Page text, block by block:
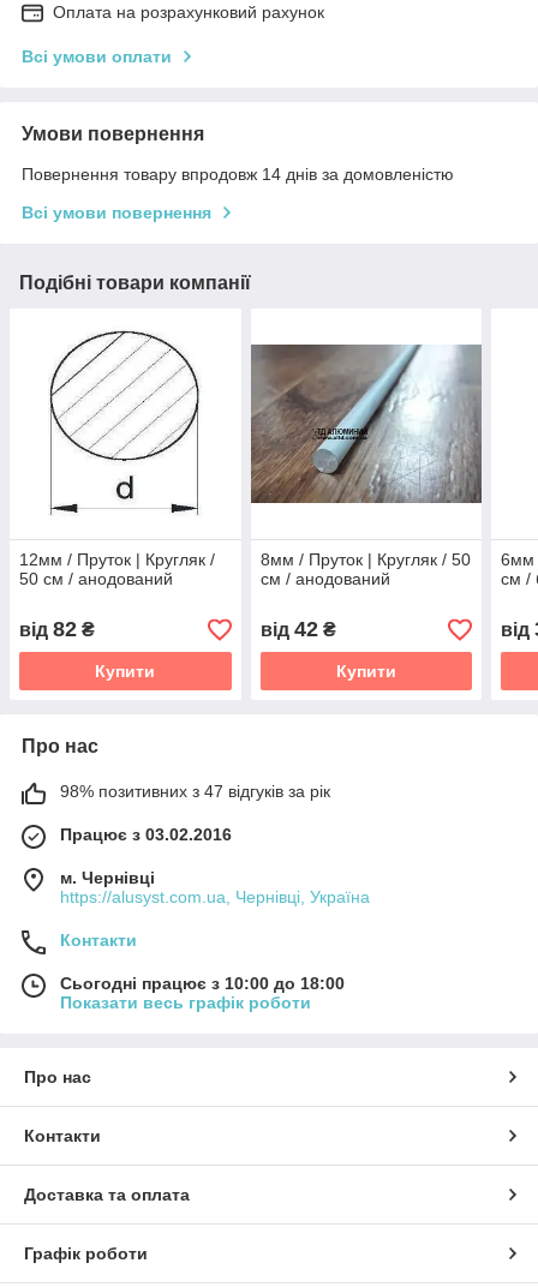
Оплата на розрахунковий рахунок
Всі умови оплати
Умови повернення
Повернення товару впродовж 14 днів за домовленістю
Всі умови повернення
Подібні товари компанії
12мм / Пруток | Кругляк /
50 см / анодований
від 82 ₴
Купити
8мм / Пруток | Кругляк / 50
см / анодований
від 42₴
Купити
6мм
см /
від
Про нас
98% позитивних з 47 відгуків за рік
Працює з 03.02.2016
м. Чернівці
https://alusyst.com.ua, Чернівці, Україна
Контакти
Сьогодні працює з 10:00 до 18:00
Показати весь графік роботи
Про нас
Контакти
Доставка та оплата
Графік роботи